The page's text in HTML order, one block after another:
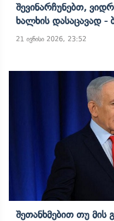
Შევინარჩუნებთ,
Ხალხის Დასაცავად -
21 ივნისი 2026, 23:52
Შეთანხმებით Თუ